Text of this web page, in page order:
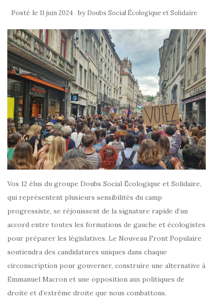
Posté le 11 juin 2024 by Doubs Social Écologique et Solidaire
Vos 12 élus du groupe Doubs Social Écologique et Solidaire,
qui représentent plusieurs sensibilités du camp
progressiste, se réjouissent de la signature rapide d’un
accord entre toutes les formations de gauche et écologistes
pour préparer les législatives. Le Nouveau Front Populaire
soutiendra des candidatures uniques dans chaque
circonscription pour gouverner, construire une alternative à
Emmanuel Macron et une opposition aux politiques de
droite et d’extrême droite que nous combattons.